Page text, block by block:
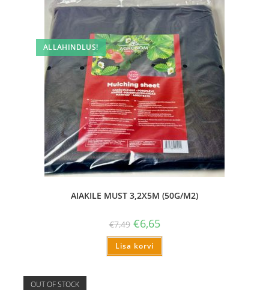
ALLAHINDLUS!
AIAKILE MUST 3,2X5M (50G/M2)
€7,49 €6,65
Lisa korvi
OUT OF STOCK